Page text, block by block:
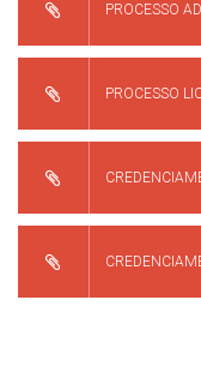
PROCESSO
PROCESSO